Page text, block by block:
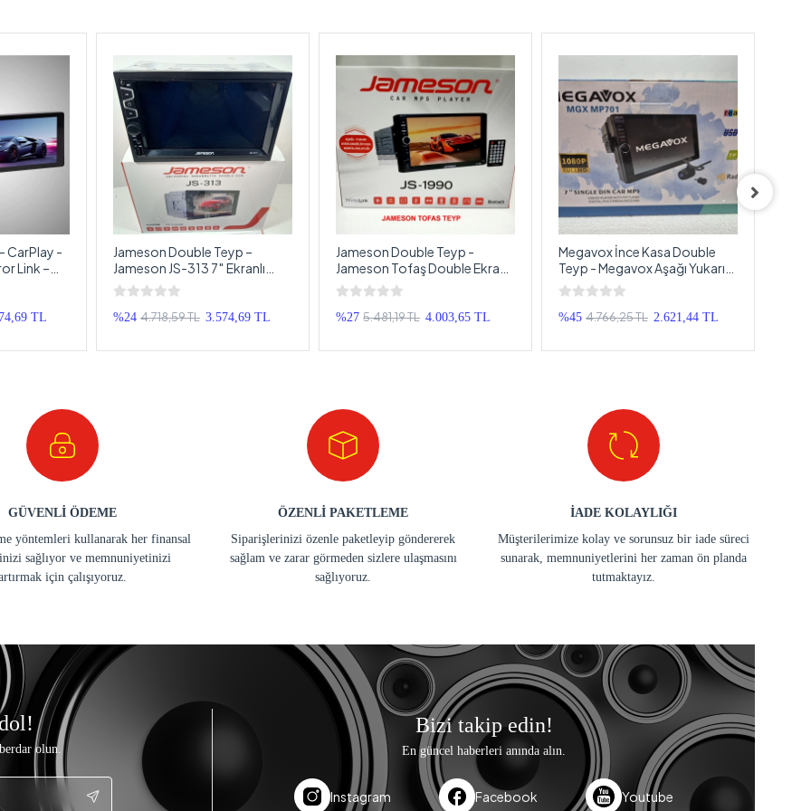
CarPlay -
Link –
TL
Jameson Double Teyp –
Jameson JS-313 7″ Ekranlı
Teyip – Park Kameralı
%24 4.718,59 TL 3.574,69 TL
Jameson Double Teyp -
Jameson Tofaş Double Ekranlı
Teyp - Kamera Hediyeli
%27 5.481,19 TL 4.003,65 TL
Megavox İnce Kasa Double
Teyp - Megavox Aşağı Yukarı
Ayarlanan Ekranlı Tofaş Teyp -
Park Kameralı
%45 4.766,25 TL 2.621,44 TL
GÜVENLİ ÖDEME
yöntemleri kullanarak her finansal
sağlıyor ve memnuniyetinizi
için çalışıyoruz.
ÖZENLİ PAKETLEME
Siparişlerinizi özenle paketleyip göndererek
sağlam ve zarar görmeden sizlere ulaşmasını
sağlıyoruz.
İADE KOLAYLIĞI
Müşterilerimize kolay ve sorunsuz bir iade süreci
sunarak, memnuniyetlerini her zaman ön planda
tutmaktayız.
olun.
Bizi takip edin!
En güncel haberleri anında alın.
Instagram Facebook Youtube